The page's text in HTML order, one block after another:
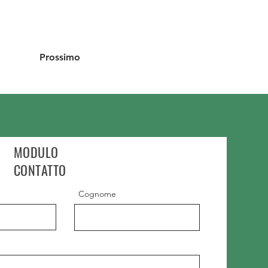
Prossimo
MODULO
CONTATTO
Cognome